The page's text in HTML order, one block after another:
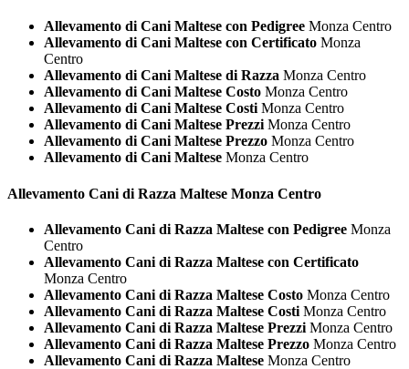
Allevamento di Cani Maltese con Pedigree Monza Centro
Allevamento di Cani Maltese con Certificato Monza
Centro
Allevamento di Cani Maltese di Razza Monza Centro
Allevamento di Cani Maltese Costo Monza Centro
Allevamento di Cani Maltese Costi Monza Centro
Allevamento di Cani Maltese Prezzi Monza Centro
Allevamento di Cani Maltese Prezzo Monza Centro
Allevamento di Cani Maltese Monza Centro
Allevamento Cani di Razza Maltese Monza Centro
Allevamento Cani di Razza Maltese con Pedigree Monza
Centro
Allevamento Cani di Razza Maltese con Certificato
Monza Centro
Allevamento Cani di Razza Maltese Costo Monza Centro
Allevamento Cani di Razza Maltese Costi Monza Centro
Allevamento Cani di Razza Maltese Prezzi Monza Centro
Allevamento Cani di Razza Maltese Prezzo Monza Centro
Allevamento Cani di Razza Maltese Monza Centro